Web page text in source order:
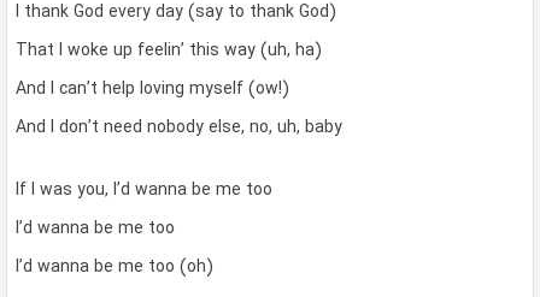
I thank God every day (say to thank God)
That I woke up feelin’ this way (uh, ha)
And I can’t help loving myself (ow!)
And I don’t need nobody else, no, uh, baby
If I was you, I’d wanna be me too
I’d wanna be me too
I’d wanna be me too (oh)